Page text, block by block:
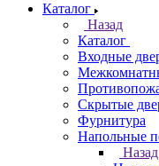
Каталог
Назад
Каталог
Входные
Скрытые
Фурнитура
Напольные
Назад